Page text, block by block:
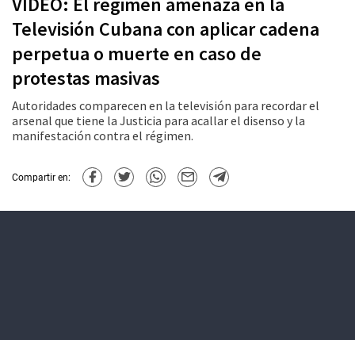
Televisión Cubana con aplicar cadena
perpetua o muerte en caso de
protestas masivas
Autoridades comparecen en la televisión para recordar el
arsenal que tiene la Justicia para acallar el disenso y la
manifestación contra el régimen.
Compartir en: